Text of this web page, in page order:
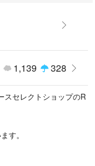
ス_RAGTAGonline
によって出品されていま
1,139 328
スセレクトショップのR
す。